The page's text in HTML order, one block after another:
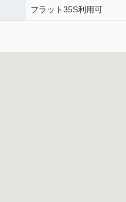
フラット35S利用可